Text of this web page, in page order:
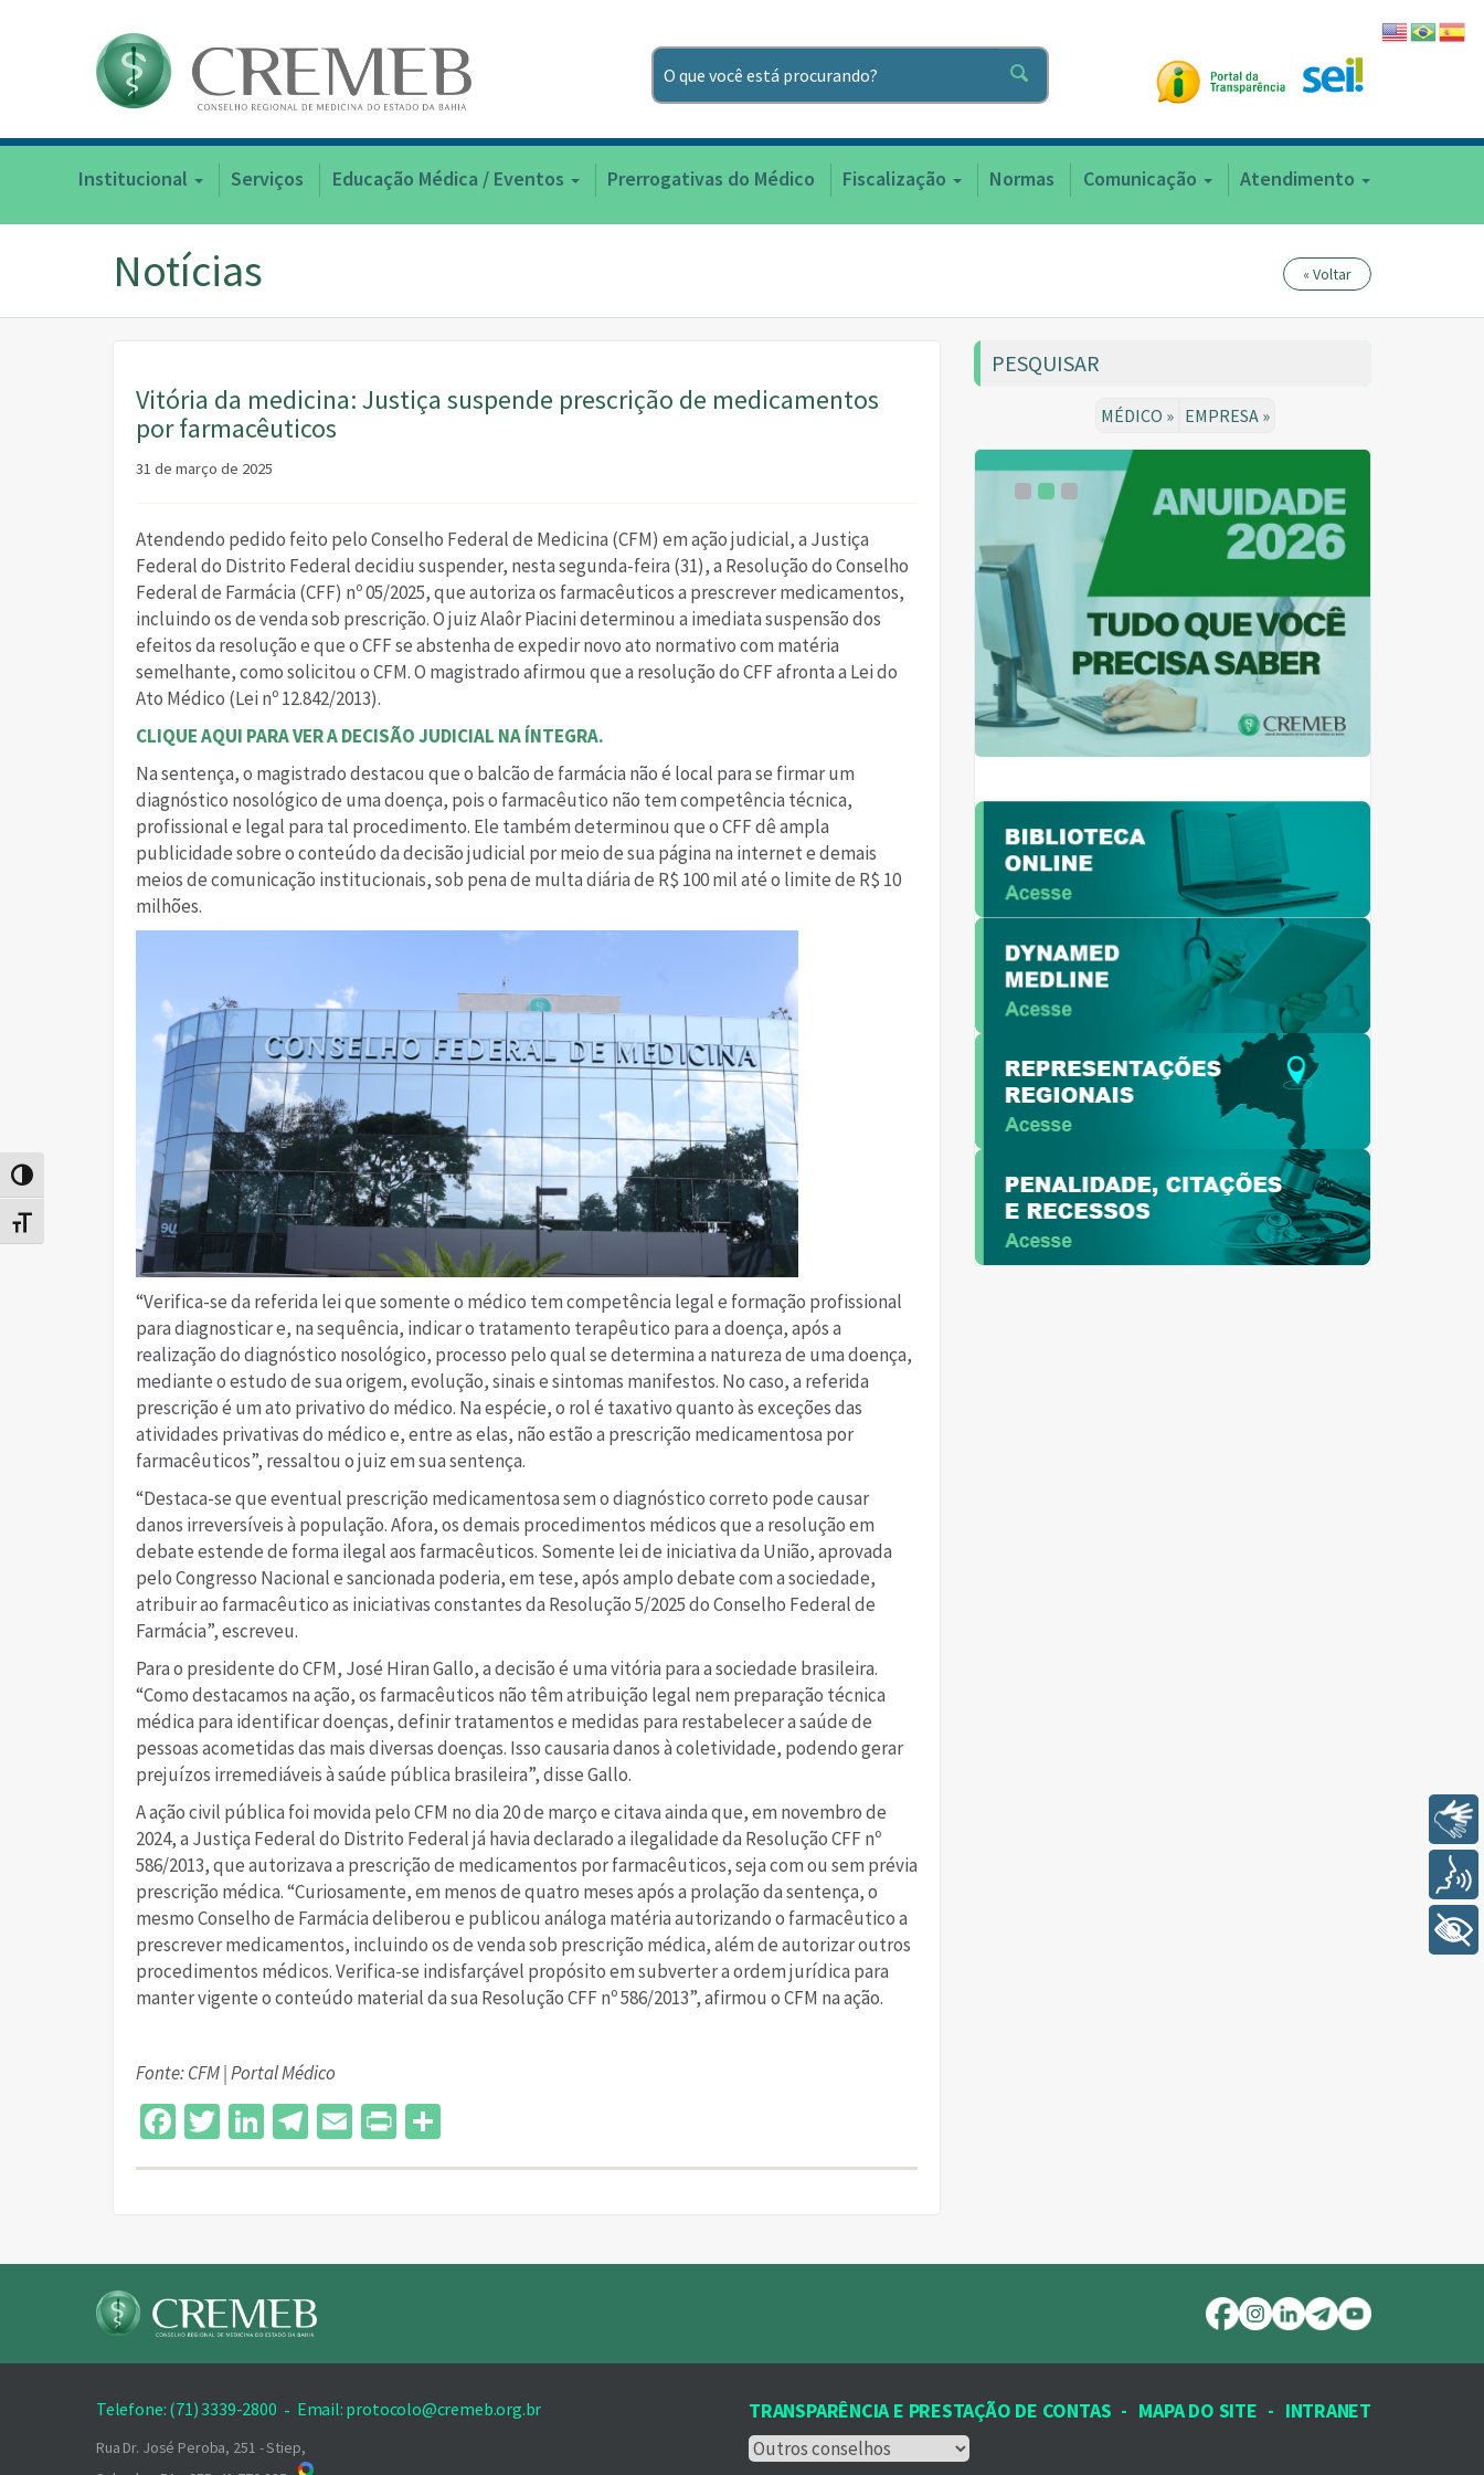
Alternar alto contraste
Alternar tamanho da fonte
Pesquisar
Institucional Serviços Educação Médica / Eventos Prerrogativas do Médico Fiscalização Normas Comunicação Atendimento
Notícias « Voltar
Vitória da medicina: Justiça suspende prescrição de medicamentos
por farmacêuticos
31 de março de 2025
Atendendo pedido feito pelo Conselho Federal de Medicina (CFM) em ação judicial, a Justiça
Federal do Distrito Federal decidiu suspender, nesta segunda-feira (31), a Resolução do Conselho
Federal de Farmácia (CFF) nº 05/2025, que autoriza os farmacêuticos a prescrever medicamentos,
incluindo os de venda sob prescrição. O juiz Alaôr Piacini determinou a imediata suspensão dos
efeitos da resolução e que o CFF se abstenha de expedir novo ato normativo com matéria
semelhante, como solicitou o CFM. O magistrado afirmou que a resolução do CFF afronta a Lei do
Ato Médico (Lei nº 12.842/2013).
CLIQUE AQUI PARA VER A DECISÃO JUDICIAL NA ÍNTEGRA.
Na sentença, o magistrado destacou que o balcão de farmácia não é local para se firmar um
diagnóstico nosológico de uma doença, pois o farmacêutico não tem competência técnica,
profissional e legal para tal procedimento. Ele também determinou que o CFF dê ampla
publicidade sobre o conteúdo da decisão judicial por meio de sua página na internet e demais
meios de comunicação institucionais, sob pena de multa diária de R$ 100 mil até o limite de R$ 10
milhões.
“Verifica-se da referida lei que somente o médico tem competência legal e formação profissional
para diagnosticar e, na sequência, indicar o tratamento terapêutico para a doença, após a
realização do diagnóstico nosológico, processo pelo qual se determina a natureza de uma doença,
mediante o estudo de sua origem, evolução, sinais e sintomas manifestos. No caso, a referida
prescrição é um ato privativo do médico. Na espécie, o rol é taxativo quanto às exceções das
atividades privativas do médico e, entre as elas, não estão a prescrição medicamentosa por
farmacêuticos”, ressaltou o juiz em sua sentença.
“Destaca-se que eventual prescrição medicamentosa sem o diagnóstico correto pode causar
danos irreversíveis à população. Afora, os demais procedimentos médicos que a resolução em
debate estende de forma ilegal aos farmacêuticos. Somente lei de iniciativa da União, aprovada
pelo Congresso Nacional e sancionada poderia, em tese, após amplo debate com a sociedade,
atribuir ao farmacêutico as iniciativas constantes da Resolução 5/2025 do Conselho Federal de
Farmácia”, escreveu.
Para o presidente do CFM, José Hiran Gallo, a decisão é uma vitória para a sociedade brasileira.
“Como destacamos na ação, os farmacêuticos não têm atribuição legal nem preparação técnica
médica para identificar doenças, definir tratamentos e medidas para restabelecer a saúde de
pessoas acometidas das mais diversas doenças. Isso causaria danos à coletividade, podendo gerar
prejuízos irremediáveis à saúde pública brasileira”, disse Gallo.
A ação civil pública foi movida pelo CFM no dia 20 de março e citava ainda que, em novembro de
2024, a Justiça Federal do Distrito Federal já havia declarado a ilegalidade da Resolução CFF nº
586/2013, que autorizava a prescrição de medicamentos por farmacêuticos, seja com ou sem prévia
prescrição médica. “Curiosamente, em menos de quatro meses após a prolação da sentença, o
mesmo Conselho de Farmácia deliberou e publicou análoga matéria autorizando o farmacêutico a
prescrever medicamentos, incluindo os de venda sob prescrição médica, além de autorizar outros
procedimentos médicos. Verifica-se indisfarçável propósito em subverter a ordem jurídica para
manter vigente o conteúdo material da sua Resolução CFF nº 586/2013”, afirmou o CFM na ação.
Fonte: CFM | Portal Médico
Facebook
Twitter
LinkedIn
Telegram
Email
Print
PESQUISAR
MÉDICO » EMPRESA »
Telefone: (71) 3339-2800 - Email: protocolo@cremeb.org.br
Rua Dr. José Peroba, 251 - Stiep,
TRANSPARÊNCIA E PRESTAÇÃO DE CONTAS - MAPA DO SITE - INTRANET